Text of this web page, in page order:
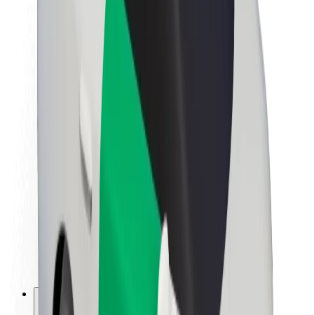
Sobre a Bolt
Sustentabilidade na Bolt
Projeto Zero
Sala de imprensa
Diretrizes da marca
Missão
Relações com investidores
Marca
Imprensa
Fundo Urbano
Segurança